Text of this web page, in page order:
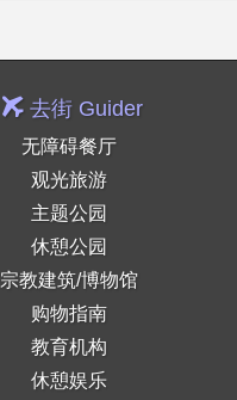
去街 Guider
无障碍餐厅
观光旅游
主题公园
休憩公园
宗教建筑/博物馆
购物指南
教育机构
休憩娱乐